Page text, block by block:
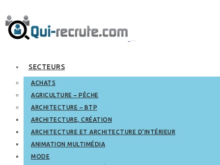
SECTEURS
ACHATS
AGRICULTURE – PÊCHE
ARCHITECTURE – BTP
ARCHITECTURE, CRÉATION
ARCHITECTURE ET ARCHITECTURE D’INTÉRIEUR
ANIMATION MULTIMÉDIA
MODE